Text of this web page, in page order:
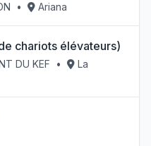
• Ariana
chariots élévateurs)
DU KEF •
La